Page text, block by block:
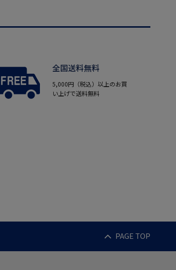
全国送料無料
5,000円（税込）以上のお買
い上げで送料無料
PAGE TOP